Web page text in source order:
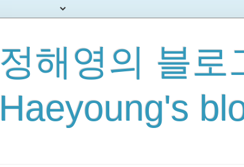
정해영의 블로
Haeyoung's